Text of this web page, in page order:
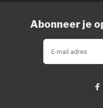
Abonneer je